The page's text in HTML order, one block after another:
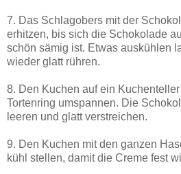
7. Das Schlagobers mit der
erhitzen, bis sich die Schokolade
schön sämig ist. Etwas auskühlen
wieder glatt rühren.
8. Den Kuchen auf ein
Tortenring umspannen. Die
leeren und glatt verstreichen.
9. Den Kuchen mit den ganzen
kühl stellen, damit die Creme fest